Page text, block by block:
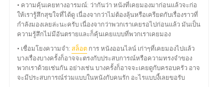
• ความคุ้นเคยทางอารมณ์: ว่ากันว่า หนังที่เคยมองมาก่อนแล้วจะก่อ
ให้เรารู้สึกสุขใจที่ได้ดู เนื่องจากว่าไม่ต้องลุ้นหรือเครียดกับเรื่องราวที่
กำลังมองเลยล่ะนะครับ เนื่องจากว่าพวกเราเคยรอไปก่อนแล้ว มันเป็น
ความรู้สึกไม่มีอันตรายและก็คุ้นเคยแบบที่พวกเราเคยมอง
• เชื่อมโยงความจำ: สล็อต การ หนังออนไลน์ เก่าๆที่เคยมองไปแล้ว
บางเรื่องบางครั้งก็อาจจะตรงกับประสบการณ์หรือความทรงจำของ
พวกเราด้วยเช่นกัน อย่างเช่น บางครั้งก็อาจจะเคยดูกับครอบครัว อาจ
จะมีประสบการณ์ร่วมแบบในหนังกับคนรัก อะไรแบบงี้เลยขอรับ